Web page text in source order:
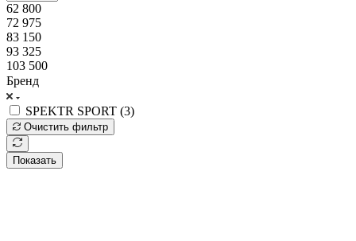
62 800
72 975
83 150
93 325
103 500
Бренд
SPEKTR SPORT (3)
Очистить фильтр
Показать